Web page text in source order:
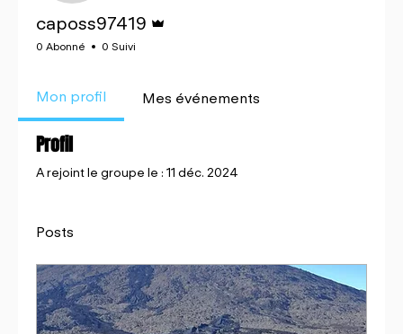
caposs97419
0 Abonné 0 Suivi
Mon profil Mes événements
Profil
A rejoint le groupe le : 11 déc. 2024
Posts